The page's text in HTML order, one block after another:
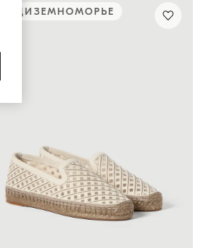
СРЕДИЗЕМНОМОРЬЕ